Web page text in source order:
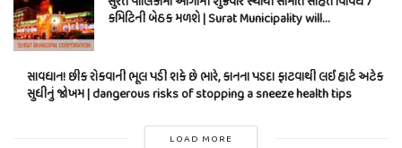
કમિટિની બેઠક મળશે | Surat Municipality will…
સાવધાન! છીંક રોકવાની ભૂલ પડી શકે છે ભારે, કાનના પડદા ફાટવાથી લઈ હાર્ટ અટેક
સુધીનું જોખમ | dangerous risks of stopping a sneeze health tips
LOAD MORE